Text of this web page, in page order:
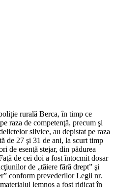
rurală Berca, în timp ce
raza de competenţă, precum şi
silvice, au depistat pe raza
de 27 şi 31 de ani, la scurt timp
de esenţă stejar, din pădurea
de cei doi a fost întocmit dosar
de „tăiere fără drept” şi
conform prevederilor Legii nr.
lemnos a fost ridicat în